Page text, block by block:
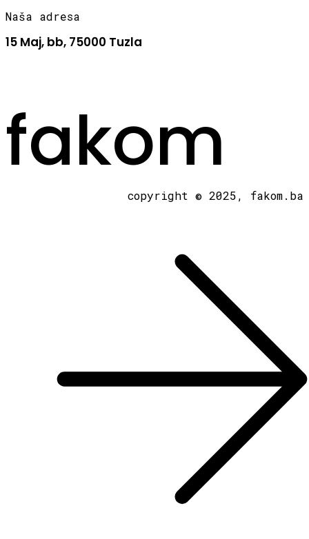
Naša adresa
15 Maj, bb, 75000 Tuzla
fakom
copyright © 2025, fakom.ba